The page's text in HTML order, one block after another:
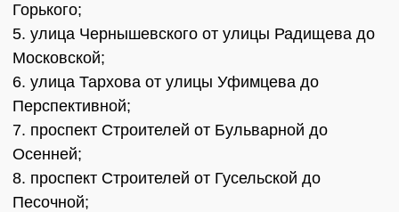
Горького;
5. улица Чернышевского от улицы Радищева до
Московской;
6. улица Тархова от улицы Уфимцева до
Перспективной;
7. проспект Строителей от Бульварной до
Осенней;
8. проспект Строителей от Гусельской до
Песочной;